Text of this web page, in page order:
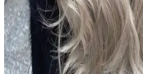
2024 Koyu Kestane Saç Rengi
Tonlar Hakkında Bilmeniz
2024 yılında koyu kestane tonları, doğal
öne çıkıyor. Bu renkler, bakım ve
kitlelere hitap ediyor.